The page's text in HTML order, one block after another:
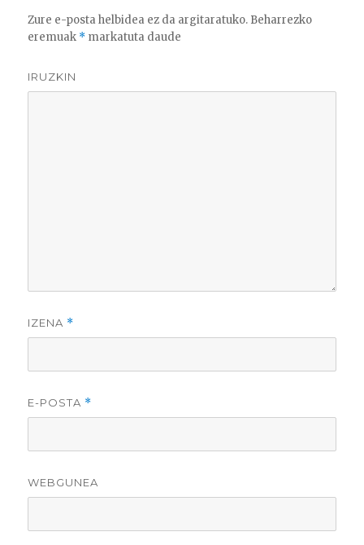
Zure e-posta helbidea ez da argitaratuko. Beharrezko
eremuak * markatuta daude
IRUZKIN
IZENA *
E-POSTA *
WEBGUNEA